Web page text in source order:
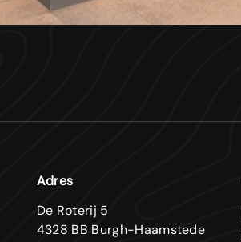
Adres
De Roterij 5
4328 BB Burgh-Haamstede